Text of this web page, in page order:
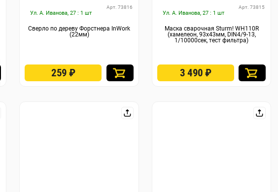
Ул. А. Иванова, 27 : 1 шт
Арт. 73816
Сверло по дереву Форстнера InWork
(22мм)
259₽
Ул. А. Иванова, 27 : 1 шт
Арт. 73815
Маска сварочная Sturm! WH110R
(хамелеон, 93x43мм, DIN4/9-13,
1/10000сек, тест фильтра)
3 490₽